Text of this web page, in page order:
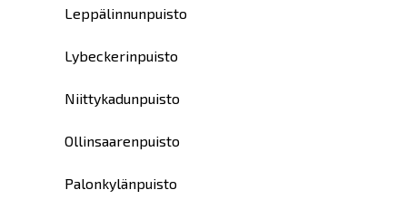
Leppälinnunpuisto
Lybeckerinpuisto
Niittykadunpuisto
Ollinsaarenpuisto
Palonkylänpuisto